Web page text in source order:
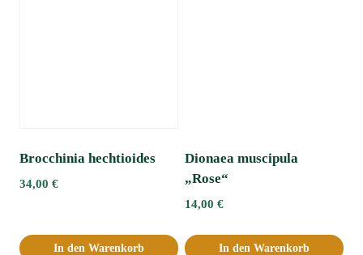
Brocchinia hechtioides
34,00 €
In den Warenkorb
Dionaea muscipula
„Rose“
14,00 €
In den Warenkorb